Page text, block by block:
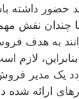
حضور داشته
چندان نقش
به هدف
لازم
یک مدیر
ارائه شده